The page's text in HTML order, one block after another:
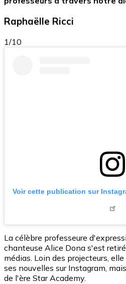
Raphaëlle Ricci
1/10
Voir cette publication sur
La célèbre professeure
chanteuse Alice Dona s'est
médias. Loin des projecteurs,
ses nouvelles sur Instagram,
de l'ère Star Academy.